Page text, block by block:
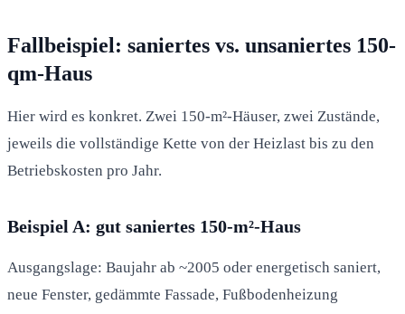
Fallbeispiel: saniertes vs. unsaniertes 150-
qm-Haus
Hier wird es konkret. Zwei 150-m²-Häuser, zwei Zustände,
jeweils die vollständige Kette von der Heizlast bis zu den
Betriebskosten pro Jahr.
Beispiel A: gut saniertes 150-m²-Haus
Ausgangslage: Baujahr ab ~2005 oder energetisch saniert,
neue Fenster, gedämmte Fassade, Fußbodenheizung